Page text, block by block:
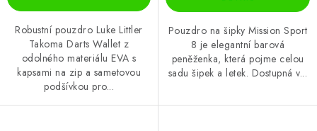
Robustní pouzdro Luke Littler
Takoma Darts Wallet z
odolného materiálu EVA s
kapsami na zip a sametovou
podšívkou pro...
Pouzdro na šipky Mission Sport
8 je elegantní barová
peněženka, která pojme celou
sadu šipek a letek. Dostupná v...